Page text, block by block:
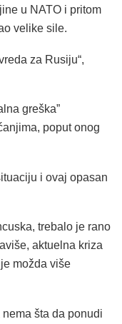
u NATO i pritom
velike sile.
za Rusiju“,
greška”
poput onog
i ovaj opasan
trebalo je rano
aktuelna kriza
možda više
šta da ponudi